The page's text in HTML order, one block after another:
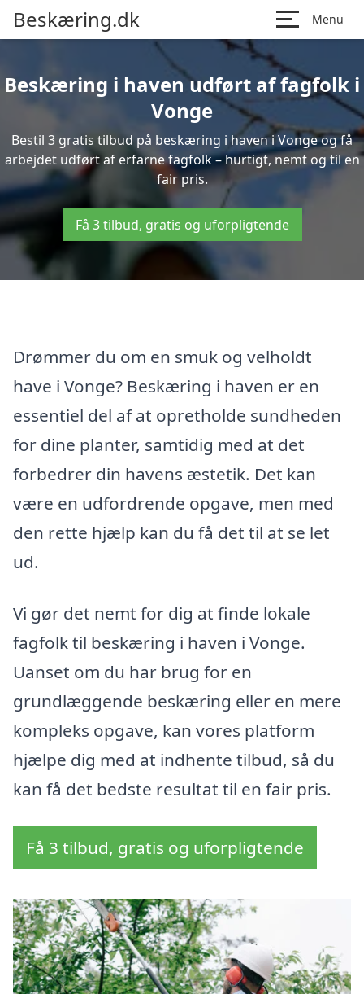
Beskæring.dk Menu
Beskæring i haven udført af fagfolk i
Vonge
Bestil 3 gratis tilbud på beskæring i haven i Vonge og få
arbejdet udført af erfarne fagfolk – hurtigt, nemt og til en
fair pris.
Få 3 tilbud, gratis og uforpligtende
Drømmer du om en smuk og velholdt
have i Vonge? Beskæring i haven er en
essentiel del af at opretholde sundheden
for dine planter, samtidig med at det
forbedrer din havens æstetik. Det kan
være en udfordrende opgave, men med
den rette hjælp kan du få det til at se let
ud.
Vi gør det nemt for dig at finde lokale
fagfolk til beskæring i haven i Vonge.
Uanset om du har brug for en
grundlæggende beskæring eller en mere
kompleks opgave, kan vores platform
hjælpe dig med at indhente tilbud, så du
kan få det bedste resultat til en fair pris.
Få 3 tilbud, gratis og uforpligtende